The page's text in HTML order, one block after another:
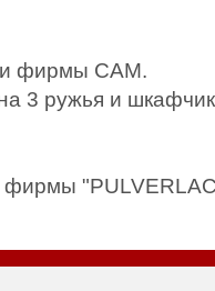
фирмы САМ.
3 ружья и
фирмы